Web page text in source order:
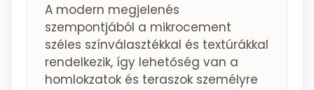
A modern megjelenés
szempontjából a mikrocement
széles színválasztékkal és textúrákkal
rendelkezik, így lehetőség van a
homlokzatok és teraszok személyre